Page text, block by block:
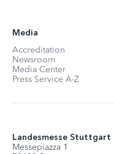
Media
Accreditation
Newsroom
Media Center
Press Service A-Z
Landesmesse Stuttgart
Messepiazza 1